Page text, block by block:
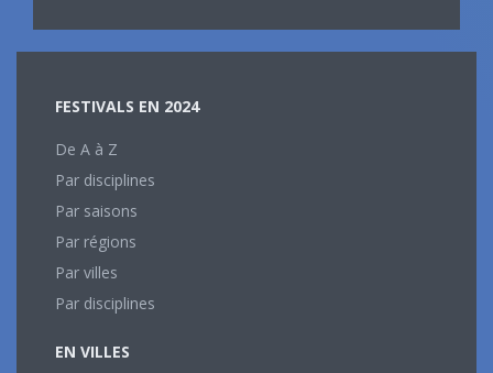
FESTIVALS EN 2024
De A à Z
Par disciplines
Par saisons
Par régions
Par villes
Par disciplines
EN VILLES